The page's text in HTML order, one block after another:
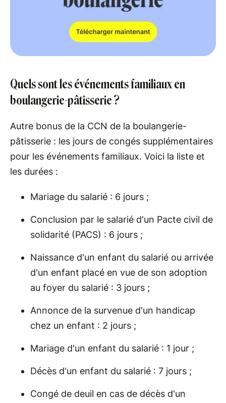
Quels sont les événements familiaux en
boulangerie-pâtisserie ?
Autre bonus de la CCN de la boulangerie-
pâtisserie : les jours de congés supplémentaires
pour les événements familiaux. Voici la liste et
les durées :
Mariage du salarié : 6 jours ;
Conclusion par le salarié d'un Pacte civil de
solidarité (PACS) : 6 jours ;
Naissance d'un enfant du salarié ou arrivée
d'un enfant placé en vue de son adoption
au foyer du salarié : 3 jours ;
Annonce de la survenue d'un handicap
chez un enfant : 2 jours ;
Mariage d'un enfant du salarié : 1 jour ;
Décès d'un enfant du salarié : 7 jours ;
Congé de deuil en cas de décès d'un